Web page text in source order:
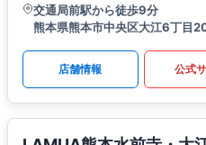
交通局前駅から徒歩9分
熊本県熊本市中央区大江6丁目
店舗情報 公式